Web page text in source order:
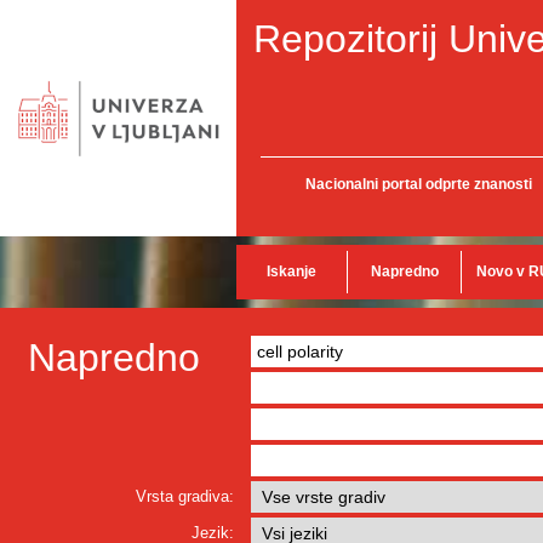
Repozitorij
Nacionalni portal odprte znanosti
Iskanje Napredno Novo v
Napredno
Vrsta gradiva:
Jezik: